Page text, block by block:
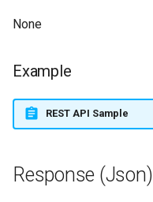
None
Example
REST API Sample
Response (Json)